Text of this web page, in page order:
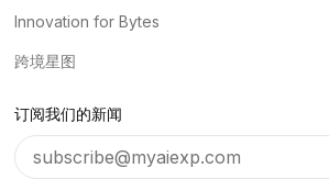
Innovation for Bytes
跨境星图
订阅我们的新闻